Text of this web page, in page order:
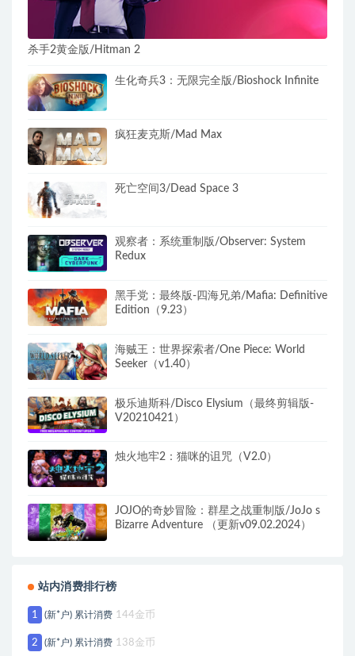
杀手2黄金版/Hitman 2
生化奇兵3：无限完全版/Bioshock Infinite
疯狂麦克斯/Mad Max
死亡空间3/Dead Space 3
观察者：系统重制版/Observer: System
Redux
黑手党：最终版-四海兄弟/Mafia: Definitive
Edition（9.23）
海贼王：世界探索者/One Piece: World
Seeker（v1.40）
极乐迪斯科/Disco Elysium（最终剪辑版-
V20210421）
烛火地牢2：猫咪的诅咒（V2.0）
JOJO的奇妙冒险：群星之战重制版/JoJo s
Bizarre Adventure （更新v09.02.2024）
站内消费排行榜
1 (新*户) 累计消费 144金币
2 (新*户) 累计消费 138金币